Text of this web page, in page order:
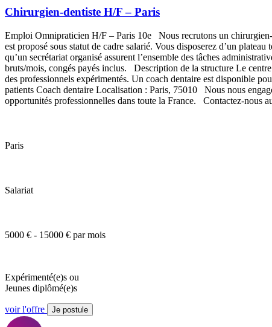
Chirurgien-dentiste H/F – Paris
Emploi Omnipraticien H/F – Paris 10e Nous recrutons un
est proposé sous statut de cadre salarié. Vous disposerez d’un
qu’un secrétariat organisé assurent l’ensemble des tâches
bruts/mois, congés payés inclus. Description de la structure Le
des professionnels expérimentés. Un coach dentaire est disponible
patients Coach dentaire Localisation : Paris, 75010 Nous nous
opportunités professionnelles dans toute la France. Contactez-nous
Paris
Salariat
5000 € - 15000 € par mois
Expérimenté(e)s ou
Jeunes diplômé(e)s
voir l'offre Je postule